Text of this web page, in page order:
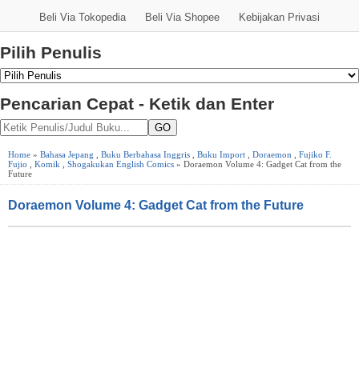
Beli Via Tokopedia Beli Via Shopee Kebijakan Privasi
Pilih Penulis
Pencarian Cepat - Ketik dan Enter
GO
Home » Bahasa Jepang Buku Berbahasa Inggris Buku Import Doraemon
Fujiko F.
Fujio
Komik Shogakukan English Comics » Doraemon Volume 4: Gadget Cat from the
Future
Doraemon Volume 4: Gadget Cat from the Future